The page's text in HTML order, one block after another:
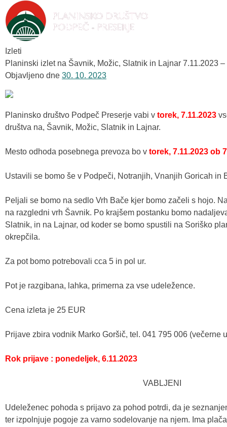
Izleti
Planinski izlet na Šavnik, Možic, Slatnik in Lajnar 7.11.2023 –
Objavljeno dne 30. 10. 2023
Planinsko društvo Podpeč Preserje vabi v torek, 7.11.2023
društva na, Šavnik, Možic, Slatnik in Lajnar.
Mesto odhoda posebnega prevoza bo v torek, 7.11.2023 ob
Ustavili se bomo še v Podpeči, Notranjih, Vnanjih Goricah in
Peljali se bomo na sedlo Vrh Bače kjer bomo začeli s hojo.
na razgledni vrh Šavnik. Po krajšem postanku bomo
Slatnik, in na Lajnar, od koder se bomo spustili na Soriško
okrepčila.
Za pot bomo potrebovali cca 5 in pol ur.
Pot je razgibana, lahka, primerna za vse udeležence.
Cena izleta je 25 EUR
Prijave zbira vodnik Marko Goršič, tel. 041 795 006 (večerne
Rok prijave : ponedeljek, 6.11.2023
VABLJENI
Udeleženec pohoda s prijavo za pohod potrdi, da je
ter izpolnjuje pogoje za varno sodelovanje na njem. Ima